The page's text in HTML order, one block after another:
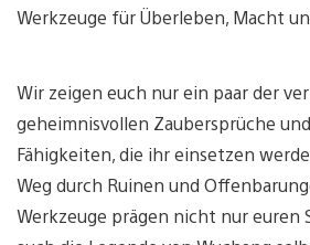
Werkzeuge für Überleben, Macht
Wir zeigen euch nur ein paar der
geheimnisvollen Zaubersprüche
Fähigkeiten, die ihr einsetzen
Weg durch Ruinen und
Werkzeuge prägen nicht nur euren